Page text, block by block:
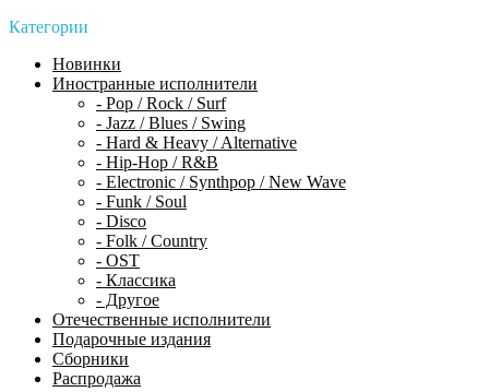
Категории
Новинки
Иностранные исполнители
- Pop / Rock / Surf
- Jazz / Blues / Swing
- Hard & Heavy / Alternative
- Hip-Hop / R&B
- Electronic / Synthpop / New Wave
- Funk / Soul
- Disco
- Folk / Country
- OST
- Классика
- Другое
Отечественные исполнители
Подарочные издания
Сборники
Распродажа